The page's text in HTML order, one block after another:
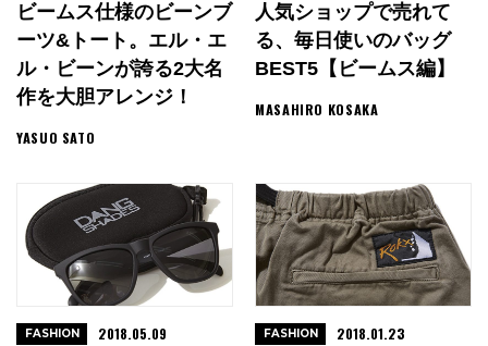
ビームス仕様のビーンブ
ーツ&トート。エル・エ
ル・ビーンが誇る2大名
作を大胆アレンジ！
YASUO SATO
人気ショップで売れて
る、毎日使いのバッグ
BEST5【ビームス編】
MASAHIRO KOSAKA
FASHION 2018.05.09 FASHION 2018.01.23